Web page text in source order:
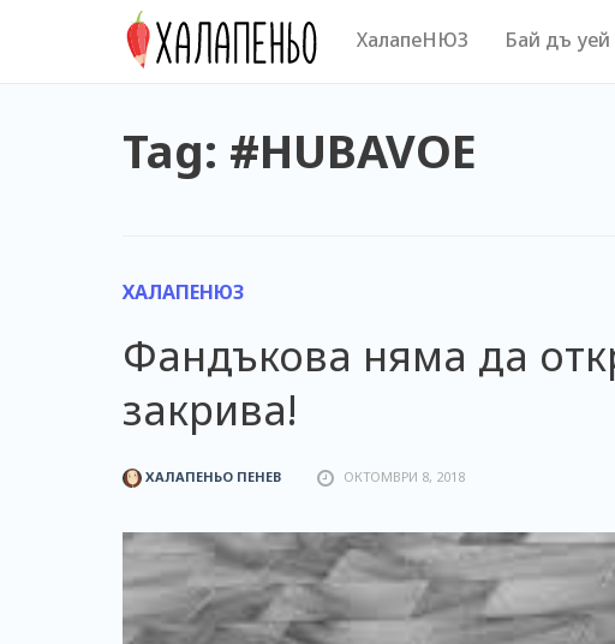
ХалапеНЮЗ Бай дъ уей
Tag: #HUBAVOE
ХАЛАПЕНЮЗ
Фандъкова няма да
закрива!
ХАЛАПЕНЬО ПЕНЕВ ОКТОМВРИ 8, 2018